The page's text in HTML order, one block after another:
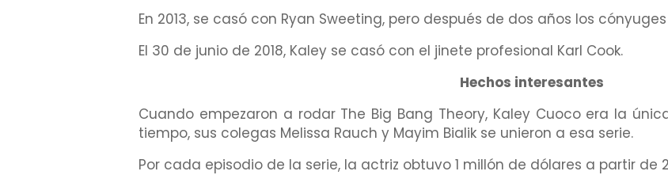
En 2013, se casó con Ryan Sweeting, pero después de dos años los
El 30 de junio de 2018, Kaley se casó con el jinete profesional Karl Cook.
Hechos interesantes
Cuando empezaron a rodar The Big Bang Theory, Kaley Cuoco era la
tiempo, sus colegas Melissa Rauch y Mayim Bialik se unieron a esa serie.
Por cada episodio de la serie, la actriz obtuvo 1 millón de dólares a partir de